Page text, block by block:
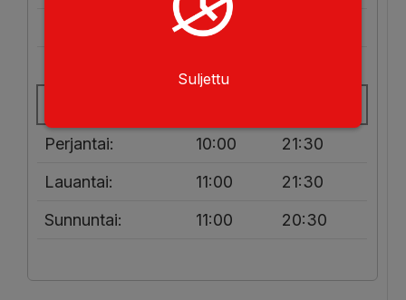
10:00
Perjantai: 10:00
21:30
Lauantai:
11:00
21:30
Sunnuntai:
11:00 20:30
Suljettu